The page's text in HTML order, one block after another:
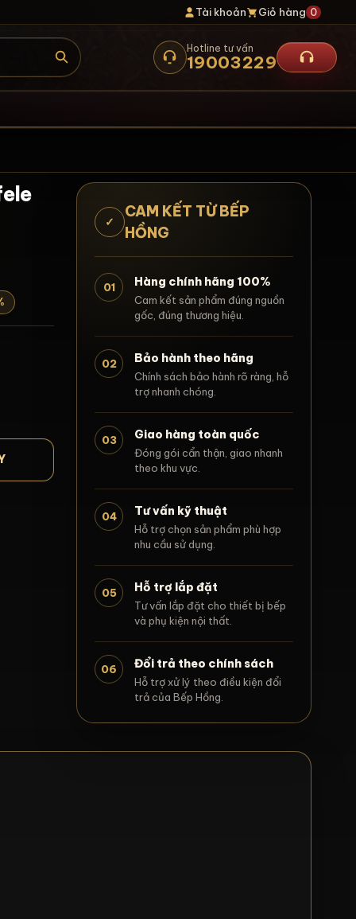
Tài khoản Giỏ hàng 0
Hotline tư vấn
19003229
✓
CAM KẾT TỪ BẾP
HỒNG
01 Hàng chính hãng 100%
Cam kết sản phẩm đúng nguồn
gốc, đúng thương hiệu.
02 Bảo hành theo hãng
Chính sách bảo hành rõ ràng, hỗ
trợ nhanh chóng.
03 Giao hàng toàn quốc
Đóng gói cẩn thận, giao nhanh
theo khu vực.
04 Tư vấn kỹ thuật
Hỗ trợ chọn sản phẩm phù hợp
nhu cầu sử dụng.
05 Hỗ trợ lắp đặt
Tư vấn lắp đặt cho thiết bị bếp
và phụ kiện nội thất.
06 Đổi trả theo chính sách
Hỗ trợ xử lý theo điều kiện đổi
trả của Bếp Hồng.